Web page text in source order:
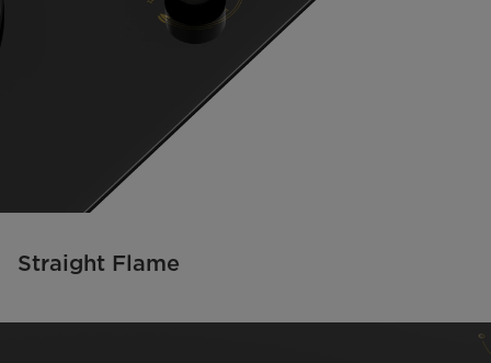
Straight Flame